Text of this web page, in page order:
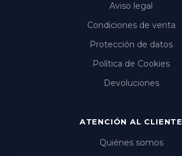
Aviso legal
Condiciones de venta
Protección de datos
Política de Cookies
Devoluciones
ATENCIÓN AL CLIENTE
Quiénes somos